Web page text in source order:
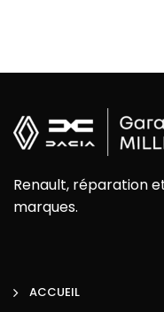
Renault, réparation
marques.
ACCUEIL